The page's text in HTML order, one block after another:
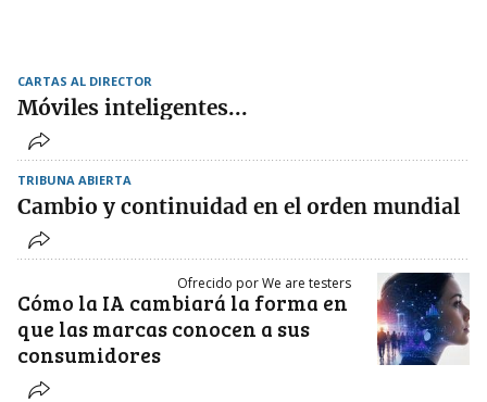
CARTAS AL DIRECTOR
Móviles inteligentes...
TRIBUNA ABIERTA
Cambio y continuidad en el orden mundial
Ofrecido por We are testers
Cómo la IA cambiará la forma en
que las marcas conocen a sus
consumidores